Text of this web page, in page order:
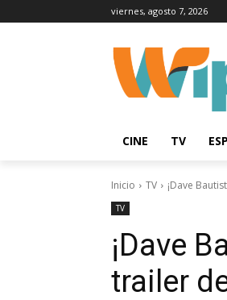
viernes, agosto 7, 2026
CINE TV
Inicio TV ¡Dave
TV
¡Dave
trailer